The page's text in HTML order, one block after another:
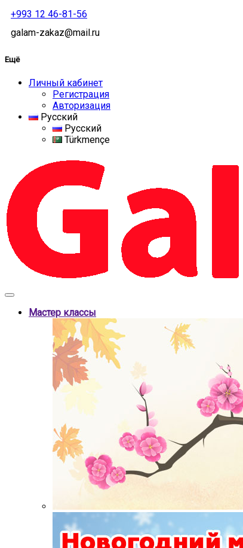
+993 12 46-81-56
galam-zakaz@mail.ru
Ещё
Личный кабинет
Регистрация
Авторизация
Русский
Русский
Türkmençe
Мастер классы